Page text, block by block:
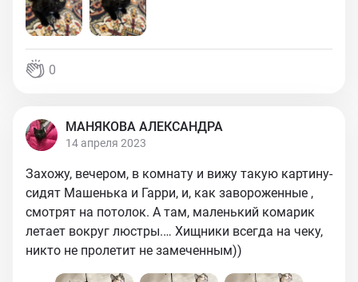
0
МАНЯКОВА АЛЕКСАНДРА
14 апреля 2023
Захожу, вечером, в комнату и вижу такую картину-
сидят Машенька и Гарри, и, как завороженные ,
смотрят на потолок. А там, маленький комарик
летает вокруг люстры.… Хищники всегда на чеку,
никто не пролетит не замеченным))